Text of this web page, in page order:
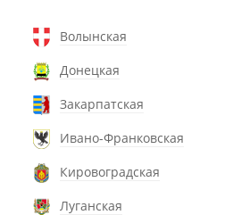
Волынская
Донецкая
Закарпатская
Ивано-Франковская
Кировоградская
Луганская